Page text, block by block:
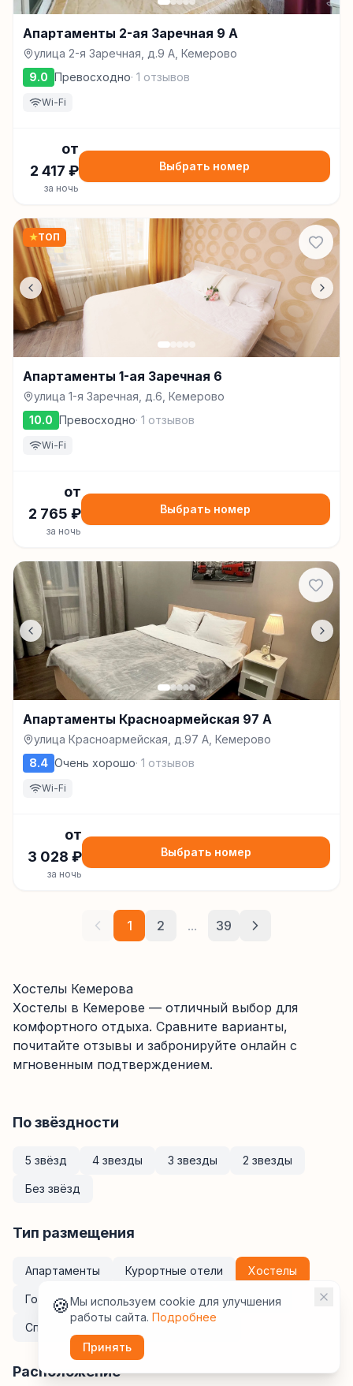
Апартаменты 2-ая Заречная 9 А
улица 2-я Заречная, д.9 А, Кемерово
9.0 Превосходно· 1 отзывов
Wi-Fi
от
2 417 ₽
за ночь
Выбрать номер
★ТОП
Апартаменты 1-ая Заречная 6
улица 1-я Заречная, д.6, Кемерово
10.0 Превосходно· 1 отзывов
Wi-Fi
от
2 765 ₽
за ночь
Выбрать номер
Апартаменты Красноармейская 97 А
улица Красноармейская, д.97 А, Кемерово
8.4 Очень хорошо· 1 отзывов
Wi-Fi
от
3 028 ₽
за ночь
Выбрать номер
1 2 ... 39
Хостелы Кемерова
Хостелы в Кемерове — отличный выбор для
комфортного отдыха. Сравните варианты,
почитайте отзывы и забронируйте онлайн с
мгновенным подтверждением.
По звёздности
5 звёзд 4 звезды 3 звезды 2 звезды
Без звёзд
Тип размещения
Апартаменты Курортные отели Хостелы
Гостевые дома Мини-отели Кемпинги
Спа-отели Санатории
Расположение
🍪Мы используем cookie для улучшения
работы сайта. Подробнее
Принять